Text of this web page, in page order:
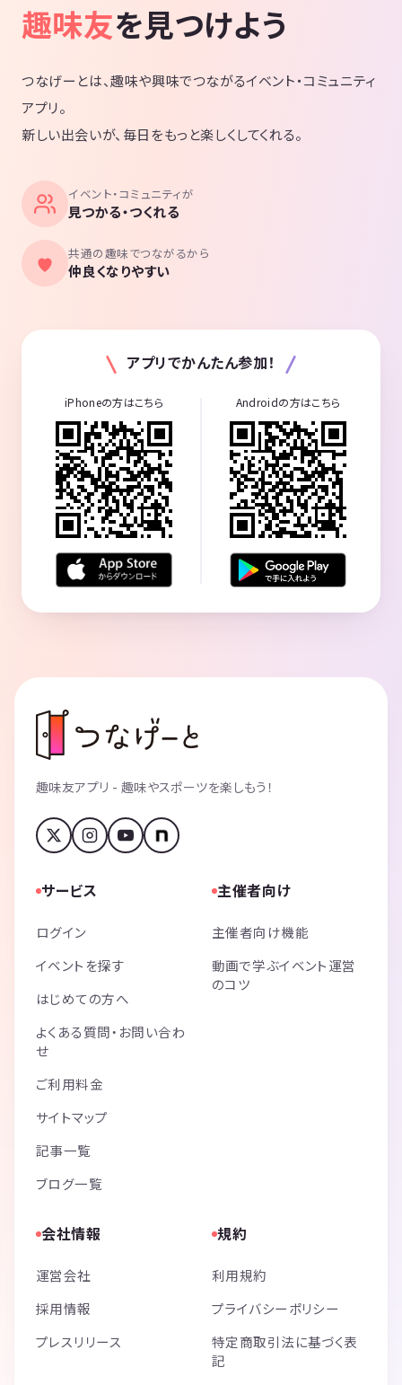
趣味友を見つけよう
つなげーとは、趣味や興味でつながるイベント・コミュニティ
アプリ。
新しい出会いが、毎日をもっと楽しくしてくれる。
イベント・コミュニティが
見つかる・つくれる
共通の趣味でつながるから
仲良くなりやすい
アプリでかんたん参加！
iPhoneの方はこちら Androidの方はこちら
趣味友アプリ - 趣味やスポーツを楽しもう！
サービス
ログイン
イベントを探す
はじめての方へ
よくある質問・お問い合わ
せ
ご利用料金
サイトマップ
記事一覧
ブログ一覧
主催者向け
主催者向け機能
動画で学ぶイベント運営
のコツ
会社情報
運営会社
採用情報
プレスリリース
規約
利用規約
プライバシーポリシー
特定商取引法に基づく表
記